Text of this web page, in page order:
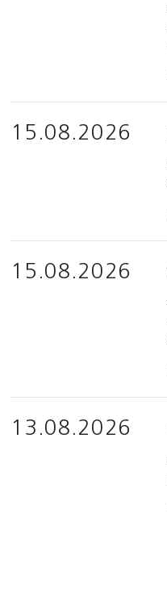
15.08.2026
15.08.2026
13.08.2026